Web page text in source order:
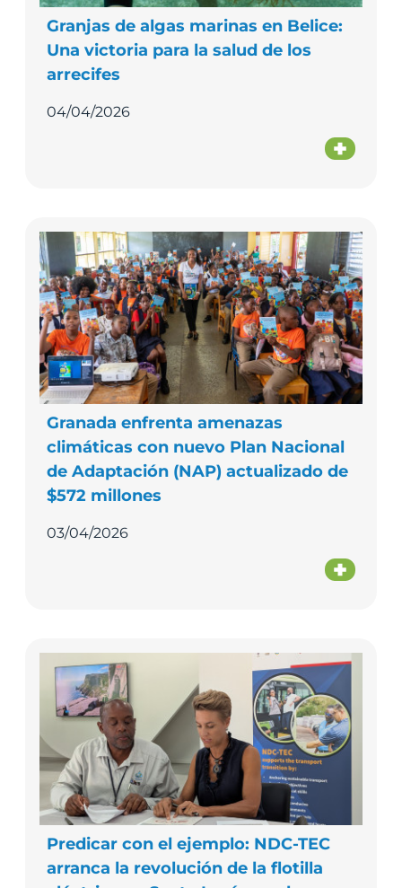
Granjas de algas marinas en Belice:
Una victoria para la salud de los
arrecifes
04/04/2026
Granada enfrenta amenazas
climáticas con nuevo Plan Nacional
de Adaptación (NAP) actualizado de
$572 millones
03/04/2026
Predicar con el ejemplo: NDC-TEC
arranca la revolución de la flotilla